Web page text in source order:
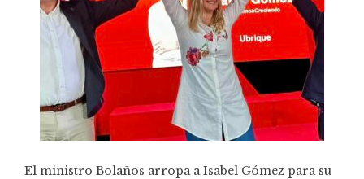
El ministro Bolaños arropa a Isabel Gómez para su